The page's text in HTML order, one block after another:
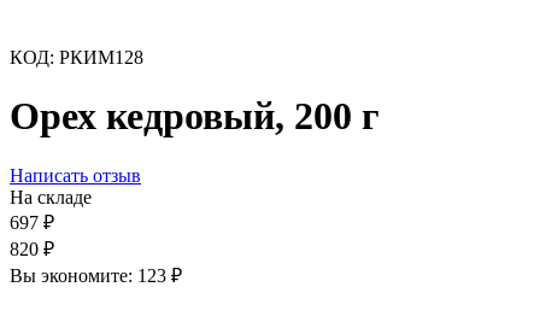
КОД: РКИМ128
Орех кедровый, 200 г
Написать отзыв
На складе
697 ₽
820 ₽
Вы экономите: 123 ₽